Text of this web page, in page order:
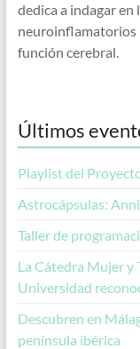
dedica a indagar en
neuroinflamatorios
función cerebral.
Últimos
Playlist del
Astrocápsulas:
Taller de
La Cátedra Mujer y
Universidad
Descubren en
península ibérica